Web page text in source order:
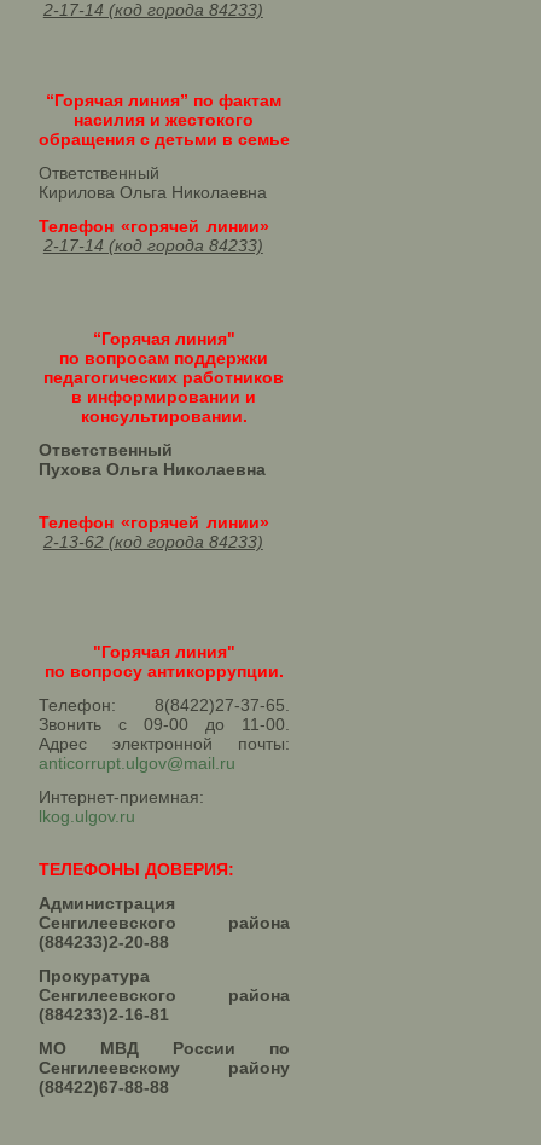
2-17-14 (код города 84233)
“Горячая линия” по фактам
насилия и жестокого
обращения с детьми в семье
Ответственный
Кирилова Ольга Николаевна
Телефон «горячей линии»
2-17-14 (код города 84233)
“Горячая линия"
по вопросам поддержки
педагогических работников
в информировании и
консультировании.
Ответственный
Пухова Ольга Николаевна
Телефон «горячей линии»
2-13-62 (код города 84233)
"Горячая линия"
по вопросу антикоррупции.
Телефон: 8(8422)27-37-65.
Звонить с 09-00 до 11-00.
Адрес электронной почты:
anticorrupt.ulgov@mail.ru
Интернет-приемная:
lkog.ulgov.ru
ТЕЛЕФОНЫ ДОВЕРИЯ:
Администрация
Сенгилеевского района
(884233)2-20-88
Прокуратура
Сенгилеевского района
(884233)2-16-81
МО МВД России по
Сенгилеевскому району
(88422)67-88-88